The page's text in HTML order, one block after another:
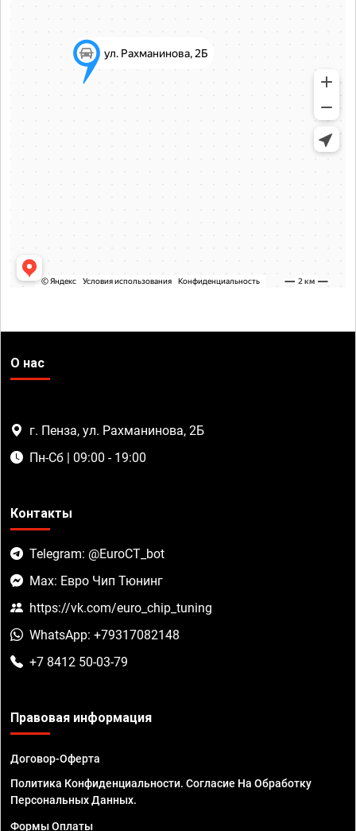
О нас
г. Пенза, ул. Рахманинова, 2Б
Пн-Сб | 09:00 - 19:00
Контакты
Telegram: @EuroCT_bot
Max: Евро Чип Тюнинг
https://vk.com/euro_chip_tuning
WhatsApp: +79317082148
+7 8412 50-03-79
Правовая информация
Договор-Оферта
Политика Конфиденциальности. Согласие На Обработку
Персональных Данных.
Формы Оплаты